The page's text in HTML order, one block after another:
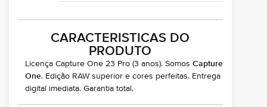
CARACTERISTICAS DO
PRODUTO
Licença Capture One 23 Pro (3 anos). Somos Capture
One. Edição RAW superior e cores perfeitas. Entrega
digital imediata. Garantia total.